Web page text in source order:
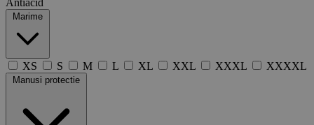
Marime
XS S M L XL XXL XXXL XXXXL
Manusi protectie